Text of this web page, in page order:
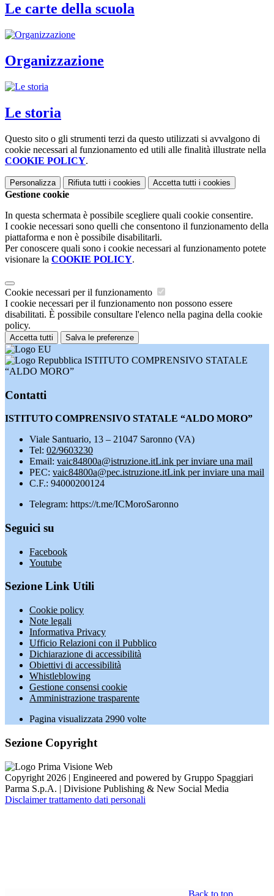
Le carte della scuola
Organizzazione
Le storia
Questo sito o gli strumenti terzi da questo utilizzati si avvalgono di
cookie necessari al funzionamento ed utili alle finalità illustrate nella
COOKIE POLICY.
Personalizza Rifiuta tutti i cookies Accetta tutti i cookies
Gestione cookie
In questa schermata è possibile scegliere quali cookie consentire.
I cookie necessari sono quelli che consentono il funzionamento della
piattaforma e non è possibile disabilitarli.
Per conoscere quali sono i cookie necessari al funzionamento potete
visionare la COOKIE POLICY.
Cookie necessari per il funzionamento
I cookie necessari per il funzionamento non possono essere
disabilitati. È possibile consultare l'elenco nella pagina della cookie
policy.
Accetta tutti Salva le preferenze
ISTITUTO COMPRENSIVO STATALE
“ALDO MORO”
Contatti
ISTITUTO COMPRENSIVO STATALE “ALDO MORO”
Viale Santuario, 13 – 21047 Saronno (VA)
Tel: 02/9603230
Email: vaic84800a@istruzione.itLink per inviare una mail
PEC: vaic84800a@pec.istruzione.itLink per inviare una mail
C.F.: 94000200124
Telegram: https://t.me/ICMoroSaronno
Seguici su
Facebook
Youtube
Sezione Link Utili
Cookie policy
Note legali
Informativa Privacy
Ufficio Relazioni con il Pubblico
Dichiarazione di accessibilità
Obiettivi di accessibilità
Whistleblowing
Gestione consensi cookie
Amministrazione trasparente
Pagina visualizzata 2990 volte
Sezione Copyright
Copyright 2026 | Engineered and powered by Gruppo Spaggiari
Parma S.p.A. | Divisione Publishing & New Social Media
Disclaimer trattamento dati personali
Back to top